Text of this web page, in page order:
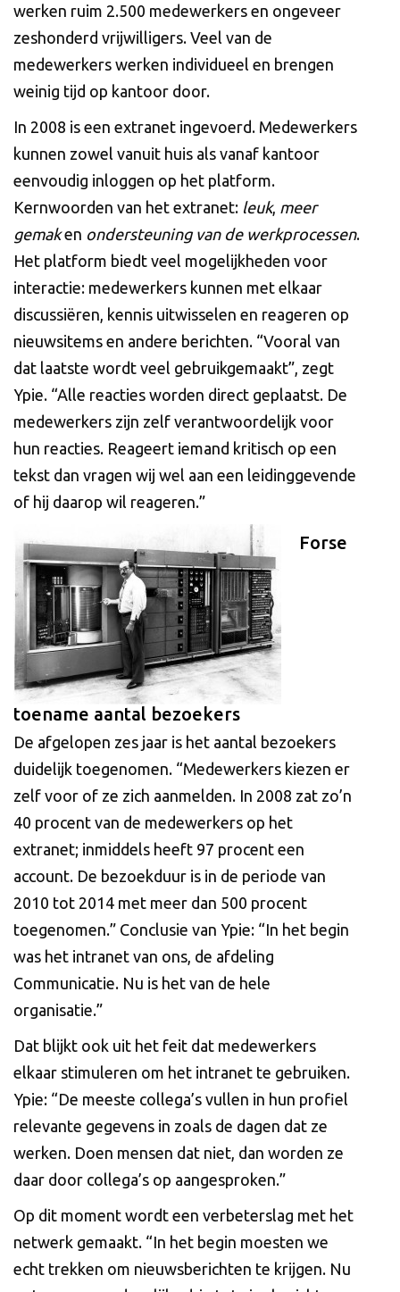
werken ruim 2.500 medewerkers en ongeveer
zeshonderd vrijwilligers. Veel van de
medewerkers werken individueel en brengen
weinig tijd op kantoor door.
In 2008 is een extranet ingevoerd. Medewerkers
kunnen zowel vanuit huis als vanaf kantoor
eenvoudig inloggen op het platform.
Kernwoorden van het extranet: leuk, meer
gemaken ondersteuning van de werkprocessen.
Het platform biedt veel mogelijkheden voor
interactie: medewerkers kunnen met elkaar
discussiëren, kennis uitwisselen en reageren op
nieuwsitems en andere berichten. “Vooral van
dat laatste wordt veel gebruikgemaakt”, zegt
Ypie. “Alle reacties worden direct geplaatst. De
medewerkers zijn zelf verantwoordelijk voor
hun reacties. Reageert iemand kritisch op een
tekst dan vragen wij wel aan een leidinggevende
of hij daarop wil reageren.”
Forse
toename aantal bezoekers
De afgelopen zes jaar is het aantal bezoekers
duidelijk toegenomen. “Medewerkers kiezen er
zelf voor of ze zich aanmelden. In 2008 zat zo’n
40 procent van de medewerkers op het
extranet; inmiddels heeft 97 procent een
account. De bezoekduur is in de periode van
2010 tot 2014 met meer dan 500 procent
toegenomen.” Conclusie van Ypie: “In het begin
was het intranet van ons, de afdeling
Communicatie. Nu is het van de hele
organisatie.”
Dat blijkt ook uit het feit dat medewerkers
elkaar stimuleren om het intranet te gebruiken.
Ypie: “De meeste collega’s vullen in hun profiel
relevante gegevens in zoals de dagen dat ze
werken. Doen mensen dat niet, dan worden ze
daar door collega’s op aangesproken.”
Op dit moment wordt een verbeterslag met het
netwerk gemaakt. “In het begin moesten we
echt trekken om nieuwsberichten te krijgen. Nu